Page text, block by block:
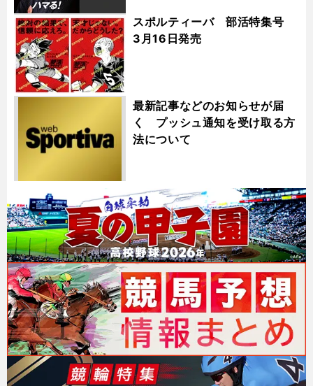
スポルティーバ 部活特集号
3月16日発売
最新記事などのお知らせが届
く プッシュ通知を受け取る方
法について